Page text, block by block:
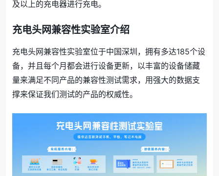
及以上的充电器进行充电。
充电头网兼容性实验室介绍
充电头网兼容性实验室位于中国深圳，拥有多达185个设
备，并且每个月都会进行设备更新，以丰富的设备储藏
量来满足不同产品的兼容性测试需求，用强大的数据支
撑来保证我们测试的产品的权威性。